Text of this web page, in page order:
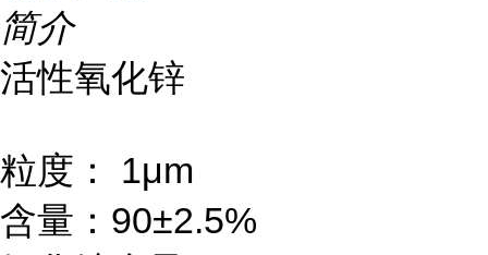
简介
活性氧化锌
粒度： 1μm
含量：90±2.5%